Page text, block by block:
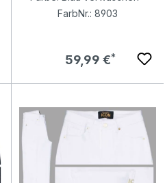
FarbNr.: 8903
Regulärer Preis:
59,99 €